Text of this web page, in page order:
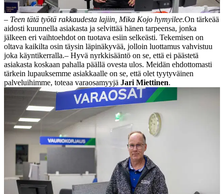
– Teen tätä työtä rakkaudesta lajiin, Mika Kojo hymyilee.On tärkeää
aidosti kuunnella asiakasta ja selvittää hänen tarpeensa, jonka
jälkeen eri vaihtoehdot on tuotava esiin selkeästi. Tekemisen on
oltava kaikilta osin täysin läpinäkyvää, jolloin luottamus vahvistuu
joka käyntikerralla.– Hyvä nyrkkisääntö on se, että ei päästetä
asiakasta koskaan pahalla päällä ovesta ulos. Meidän ehdottomasti
tärkein lupauksemme asiakkaalle on se, että olet tyytyväinen
palveluihimme, toteaa varaosamyyjä Jari Miettinen.